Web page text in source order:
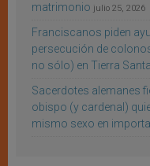
matrimonio julio 25, 2026
Franciscanos piden
persecución de
no sólo) en Tierra Santa
Sacerdotes alemanes
obispo (y cardenal)
mismo sexo en